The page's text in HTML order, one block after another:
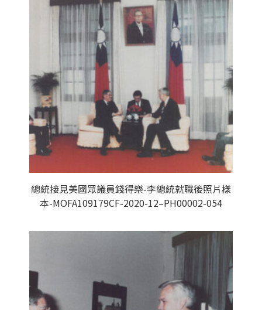
總統接見美國眾議員錢得樂-李總統就職後照片樣
本-MOFA109179CF-2020-12–PH00002-054